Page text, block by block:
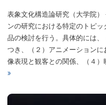
表象文化構造論研究（大学院
ンの研究における特定のトピ
品の検討を行う。具体的には
つき、（２）アニメーション
像表現と観客との関係、（４
»